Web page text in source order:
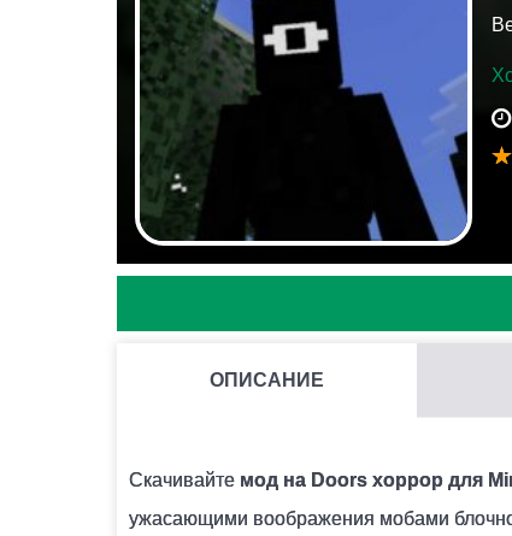
ОПИСАНИЕ
Скачивайте мод на Doors хоррор для
ужасающими воображения мобами